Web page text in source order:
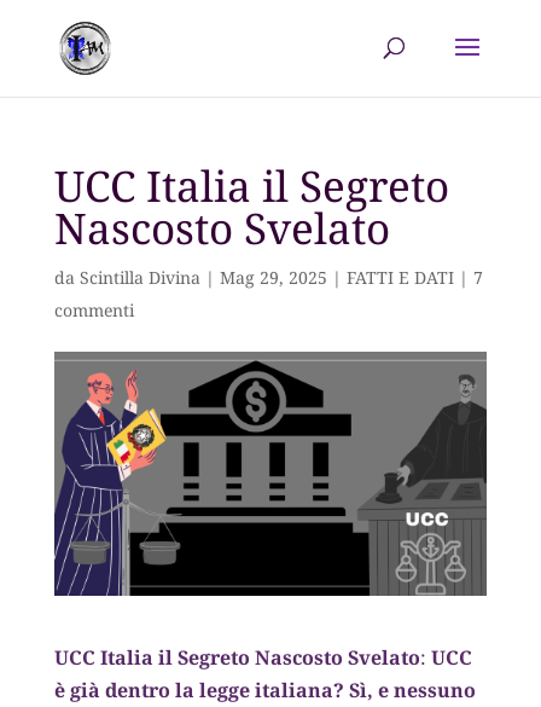
UCC Italia il Segreto
Nascosto Svelato
da Scintilla Divina| Mag 29, 2025 | FATTI E DATI| 7
commenti
UCC Italia il Segreto Nascosto Svelato: UCC
è già dentro la legge italiana? Sì, e nessuno